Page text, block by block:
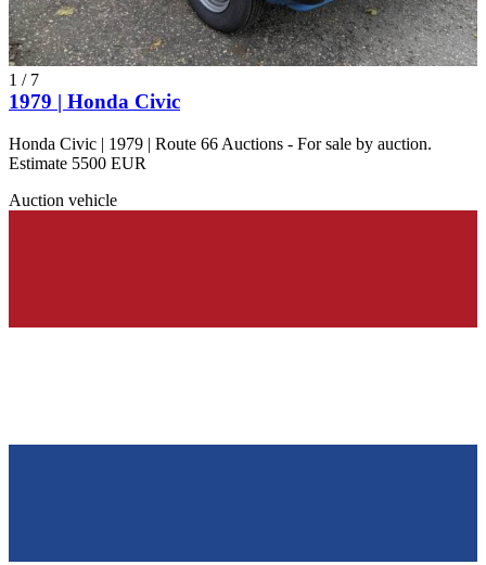
1 / 7
1979 | Honda Civic
Honda Civic | 1979 | Route 66 Auctions - For sale by auction.
Estimate 5500 EUR
Auction vehicle